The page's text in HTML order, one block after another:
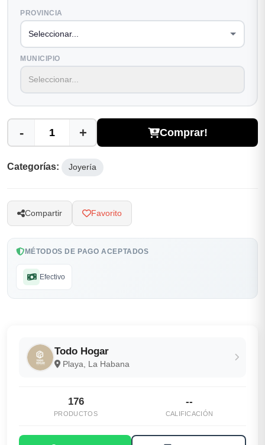
PROVINCIA
MUNICIPIO
- + Comprar!
Categorías: Joyería
Compartir Favorito
MÉTODOS DE PAGO ACEPTADOS
Efectivo
Todo Hogar
Playa, La Habana
176
PRODUCTOS
--
CALIFICACIÓN